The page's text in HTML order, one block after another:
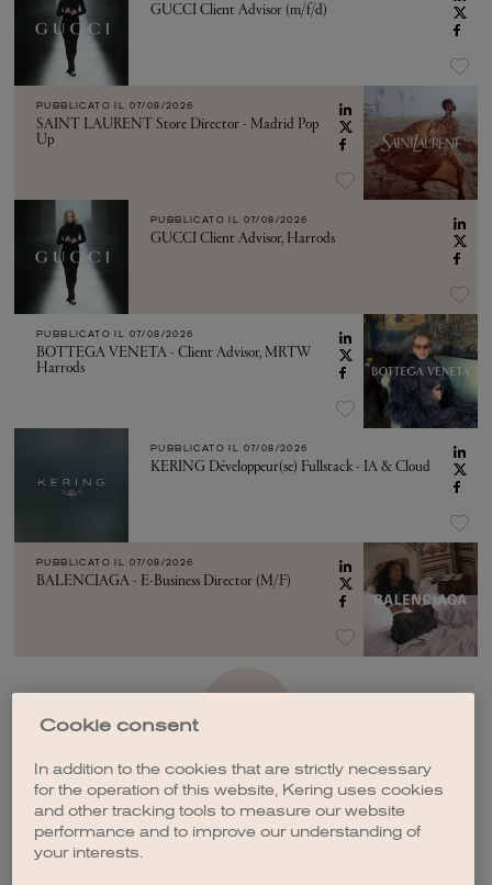
GUCCI Client Advisor (m/f/d)
PUBBLICATO IL 07/08/2026
SAINT LAURENT Store Director - Madrid Pop
Up
PUBBLICATO IL 07/08/2026
GUCCI Client Advisor, Harrods
PUBBLICATO IL 07/08/2026
BOTTEGA VENETA - Client Advisor, MRTW
Harrods
PUBBLICATO IL 07/08/2026
KERING Développeur(se) Fullstack - IA & Cloud
PUBBLICATO IL 07/08/2026
BALENCIAGA - E-Business Director (M/F)
Cookie consent
In addition to the cookies that are strictly necessary
for the operation of this website, Kering uses cookies
and other tracking tools to measure our website
performance and to improve our understanding of
your interests.